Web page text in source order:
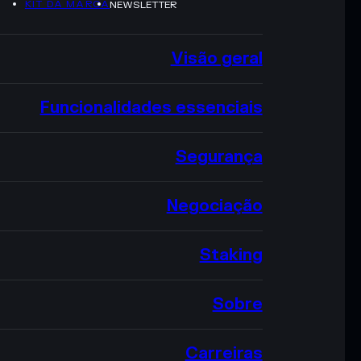
KIT DA MARCANEWSLETTER
Visão geral
Funcionalidades essenciais
Segurança
Negociação
Staking
Sobre
Carreiras